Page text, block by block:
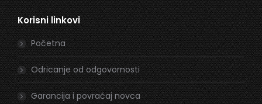
page
opens
in
new
window
page
opens
in
new
window
Korisni linkovi
Početna
Odricanje od odgovornosti
Garancija i povraćaj novca